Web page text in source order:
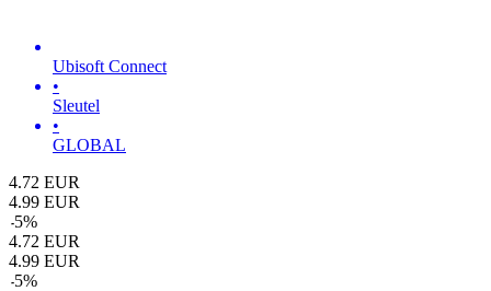
Ubisoft Connect
•
Sleutel
•
GLOBAL
4.72 EUR
4.99 EUR
-5%
4.72 EUR
4.99 EUR
-5%